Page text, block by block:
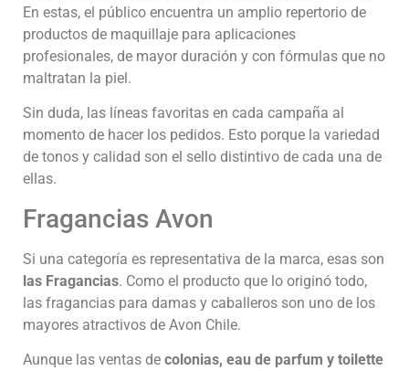
En estas, el público encuentra un amplio repertorio de
productos de maquillaje para aplicaciones
profesionales, de mayor duración y con fórmulas que no
maltratan la piel.
Sin duda, las líneas favoritas en cada campaña al
momento de hacer los pedidos. Esto porque la variedad
de tonos y calidad son el sello distintivo de cada una de
ellas.
Fragancias Avon
Si una categoría es representativa de la marca, esas son
las Fragancias. Como el producto que lo originó todo,
las fragancias para damas y caballeros son uno de los
mayores atractivos de Avon Chile.
Aunque las ventas de colonias, eau de parfum y toilette